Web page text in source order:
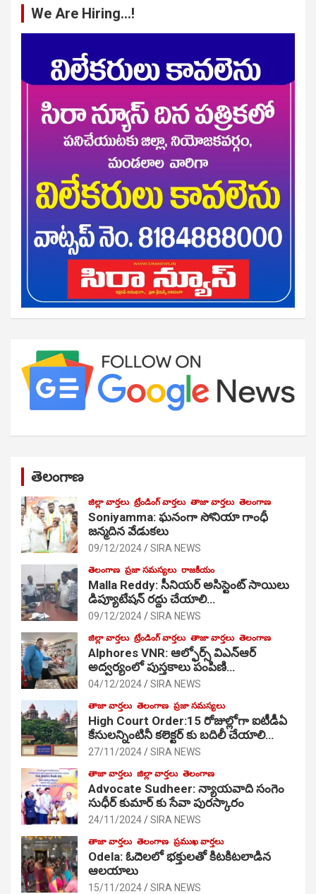
We Are Hiring…!
తెలంగాణ
జిల్లా వార్తలు ట్రేండింగ్ వార్తలు తాజా వార్తలు తెలంగాణ
Soniyamma: ఘ‌నంగా సోనియా గాంధీ
జ‌న్మ‌దిన వేడుక‌లు
09/12/2024 SIRA NEWS
తెలంగాణ ప్రజా సమస్యలు రాజకీయం
Malla Reddy: సీనియర్ అసిస్టెంట్ సాయిలు
డిప్యూటేషన్ రద్దు చేయాలి…
09/12/2024 SIRA NEWS
జిల్లా వార్తలు ట్రేండింగ్ వార్తలు తాజా వార్తలు తెలంగాణ
Alphores VNR: ఆల్ఫోర్స్ విఎన్ఆర్
అద్వర్యంలో పుస్తకాలు పంపిణి…
04/12/2024 SIRA NEWS
తాజా వార్తలు తెలంగాణ ప్రజా సమస్యలు
High Court Order:15 రోజుల్లోగా ఐటీడీఏ
కేసులన్నింటినీ కలెక్టర్ కు బదిలీ చేయాలి…
27/11/2024 SIRA NEWS
తాజా వార్తలు జిల్లా వార్తలు తెలంగాణ
Advocate Sudheer: న్యాయవాది సంగెం
సుధీర్ కుమార్ కు సేవా పురస్కారం
24/11/2024 SIRA NEWS
తాజా వార్తలు తెలంగాణ ప్రముఖ వార్తలు
Odela: ఓదెల‌లో భక్తులతో కిటకిటలాడిన
ఆల‌యాలు
15/11/2024 SIRA NEWS